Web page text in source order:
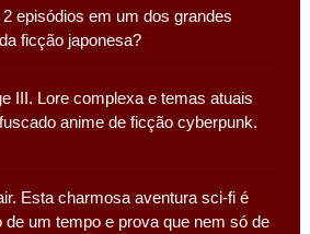
episódios em um dos grandes
ficção japonesa?
III. Lore complexa e temas atuais
anime de ficção cyberpunk.
Esta charmosa aventura sci-fi é
de um tempo e prova que nem só de